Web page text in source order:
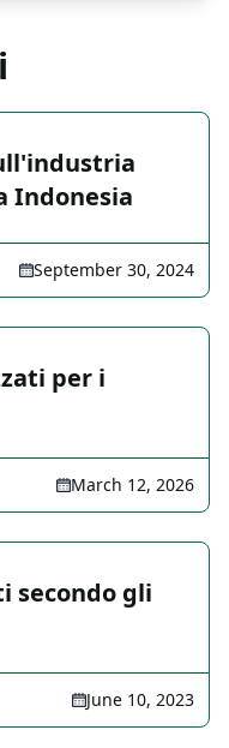
Indonesia
September 30, 2024
per i
March 12, 2026
secondo gli
June 10, 2023